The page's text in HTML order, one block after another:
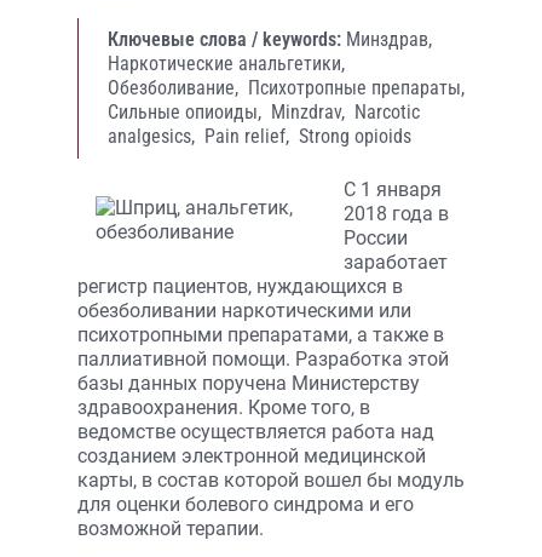
Ключевые слова / keywords: Минздрав,
Наркотические анальгетики,
Обезболивание, Психотропные препараты,
Сильные опиоиды, Minzdrav, Narcotic
analgesics, Pain relief, Strong opioids
C 1 января
2018 года в
России
заработает
регистр пациентов, нуждающихся в
обезболивании наркотическими или
психотропными препаратами, а также в
паллиативной помощи. Разработка этой
базы данных поручена Министерству
здравоохранения. Кроме того, в
ведомстве осуществляется работа над
созданием электронной медицинской
карты, в состав которой вошел бы модуль
для оценки болевого синдрома и его
возможной терапии.